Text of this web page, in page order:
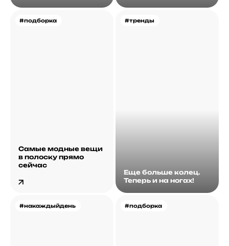
#подборка
Самые модные вещи
в полоску прямо
сейчас
#тренды
Еще больше колец.
Теперь и на ногах!
#накаждыйдень #подборка